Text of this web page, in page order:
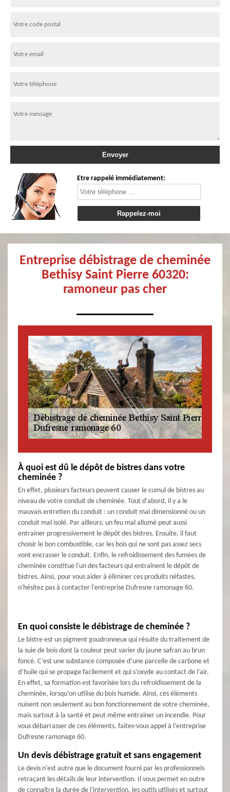
Etre rappelé immédiatement:
Entreprise débistrage de cheminée
Bethisy Saint Pierre 60320:
ramoneur pas cher
À quoi est dû le dépôt de bistres dans votre
cheminée ?
En effet, plusieurs facteurs peuvent causer le cumul de bistres au
niveau de votre conduit de cheminée. Tout d'abord, il y a le
mauvais entretien du conduit : un conduit mal dimensionné ou un
conduit mal isolé. Par ailleurs, un feu mal allumé peut aussi
entrainer progressivement le dépôt des bistres. Ensuite, il faut
choisir le bon combustible, car les bois qui ne sont pas assez secs
vont encrasser le conduit. Enfin, le refroidissement des fumées de
cheminée constitue l'un des facteurs qui entraînent le dépôt de
bistres. Ainsi, pour vous aider à éliminer ces produits néfastes,
n'hésitez pas à contacter l'entreprise Dufresne ramonage 60.
En quoi consiste le débistrage de cheminée ?
Le bistre est un pigment goudronneux qui résulte du traitement de
la suie de bois dont la couleur peut varier du jaune safran au brun
foncé. C’est une substance composée d’une parcelle de carbone et
d’huile qui se propage facilement et qui s’oxyde au contact de l’air.
En effet, sa formation est favorisée lors du refroidissement de la
cheminée, lorsqu’on utilise du bois humide. Ainsi, ces éléments
nuisent non seulement au bon fonctionnement de votre cheminée,
mais surtout à la santé et peut même entrainer un incendie. Pour
vous débarrasser de ces éléments, faites-vous appel à l’entreprise
Dufresne ramonage 60.
Un devis débistrage gratuit et sans engagement
Le devis n'est autre que le document fourni par les professionnels
retraçant les détails de leur intervention. Il vous permet en outre
de connaître la durée de l'intervention, les outils utilisés et surtout